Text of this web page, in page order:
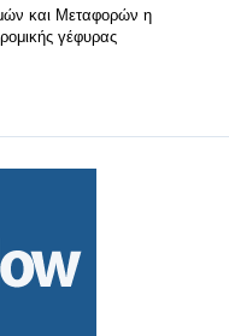
και Μεταφορών η
γέφυρας